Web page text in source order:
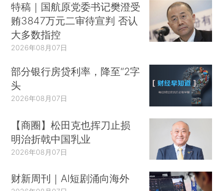
特稿｜国航原党委书记樊澄受
贿3847万元二审待宣判 否认
大多数指控
2026年08月07日
部分银行房贷利率，降至“2字
头
2026年08月07日
【商圈】松田克也挥刀止损
明治折戟中国乳业
2026年08月07日
财新周刊｜AI短剧涌向海外